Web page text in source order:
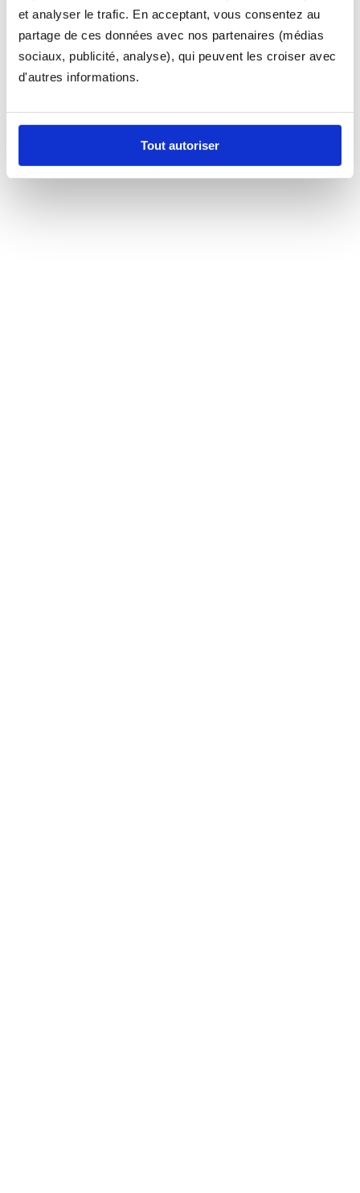
et analyser le trafic. En acceptant, vous consentez au
partage de ces données avec nos partenaires (médias
sociaux, publicité, analyse), qui peuvent les croiser avec
d'autres informations.
Tout autoriser